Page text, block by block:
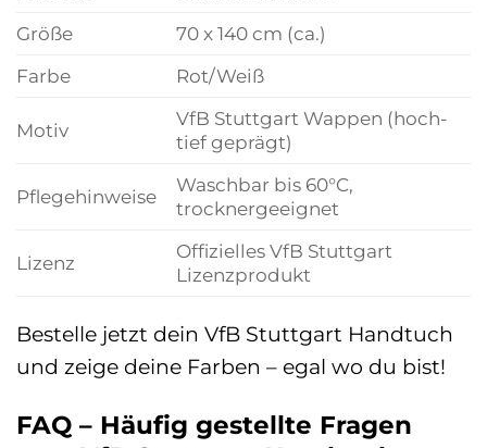
Größe
70 x 140 cm (ca.)
Farbe
Rot/Weiß
Motiv
VfB Stuttgart Wappen (hoch-
tief geprägt)
Pflegehinweise
Waschbar bis 60°C,
trocknergeeignet
Lizenz
Offizielles VfB Stuttgart
Lizenzprodukt
Bestelle jetzt dein VfB Stuttgart Handtuch
und zeige deine Farben – egal wo du bist!
FAQ – Häufig gestellte Fragen